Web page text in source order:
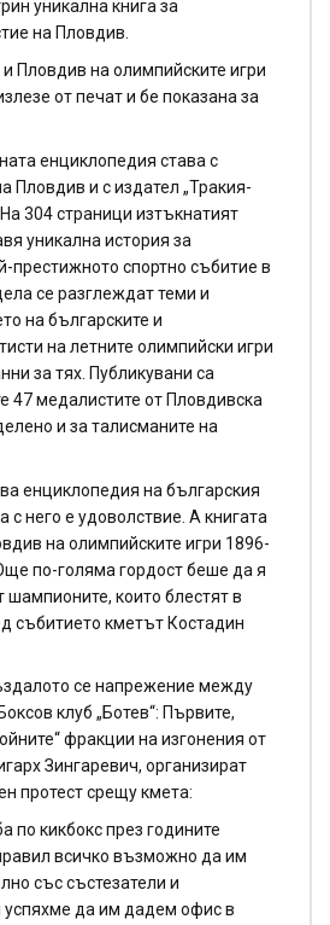
уникална книга за
на Пловдив.
Пловдив на олимпийските игри
от печат и бе показана за
енциклопедия става с
и с издател „Тракия-
304 страници изтъкнатият
уникална история за
престижното спортно събитие в
се разглеждат теми и
на българските и
на летните олимпийски игри
за тях. Публикувани са
47 медалистите от Пловдивска
и за талисманите на
енциклопедия на българския
с него е удоволствие. А книгата
на олимпийските игри 1896-
по-голяма гордост беше да я
които блестят в
събитието кметът Костадин
се напрежение между
клуб „Ботев“: Първите,
фракции на изгонения от
Зингаревич, организират
протест срещу кмета:
по кикбокс през годините
всичко възможно да им
със състезатели и
да им дадем офис в